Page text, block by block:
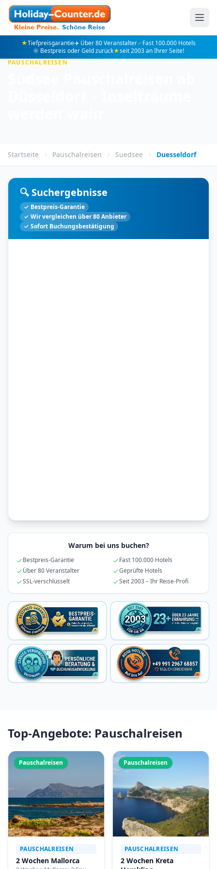
★Tiefpreisgarantie✈️ Über 80 Veranstalter✓Fast 100.000 Hotels
🌞 Bestpreis oder Geld zurück★seit 2003 an Ihrer Seite!
PAUSCHALREISEN
Startseite Pauschalreisen Suedsee Duesseldorf
🔍 Suchergebnisse
✓ Bestpreis-Garantie
✓ Wir vergleichen über 80 Anbieter
✓ Sofort Buchungsbestätigung
Warum bei uns buchen?
Bestpreis-Garantie
Fast 100.000 Hotels
Über 80 Veranstalter
Geprüfte Hotels
SSL-verschlüsselt
Seit 2003 – Ihr Reise-Profi
Top-Angebote: Pauschalreisen
Pauschalreisen
PAUSCHALREISEN
2 Wochen Mallorca
Pauschalreisen
PAUSCHALREISEN
2 Wochen Kreta